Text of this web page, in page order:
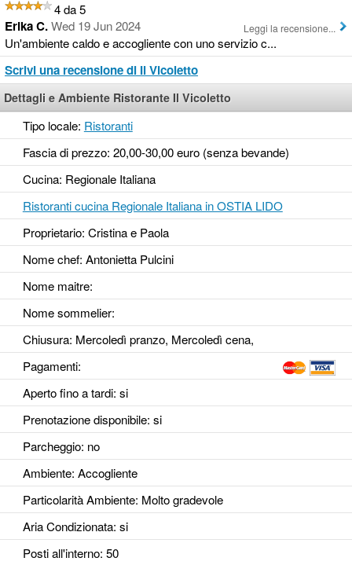
4 da 5
Erika C.Wed 19 Jun 2024
Un'ambiente caldo e accogliente con uno servizio c...
Leggi la recensione...
Scrivi una recensione di Il Vicoletto
Dettagli e Ambiente Ristorante Il Vicoletto
Tipo locale: Ristoranti
Fascia di prezzo: 20,00-30,00 euro (senza bevande)
Cucina: Regionale Italiana
Ristoranti cucina Regionale Italiana in OSTIA LIDO
Proprietario: Cristina e Paola
Nome chef: Antonietta Pulcini
Nome maitre:
Nome sommelier:
Chiusura: Mercoledì pranzo, Mercoledì cena,
Pagamenti:
Aperto fino a tardi: si
Prenotazione disponibile: si
Parcheggio: no
Ambiente: Accogliente
Particolarità Ambiente: Molto gradevole
Aria Condizionata: si
Posti all'interno: 50